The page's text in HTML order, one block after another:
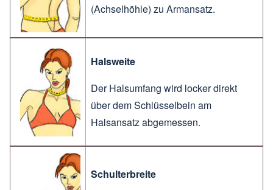
(Achselhöhle) zu Armansatz.
Halsweite
Der Halsumfang wird locker direkt
über dem Schlüsselbein am
Halsansatz abgemessen.
Schulterbreite